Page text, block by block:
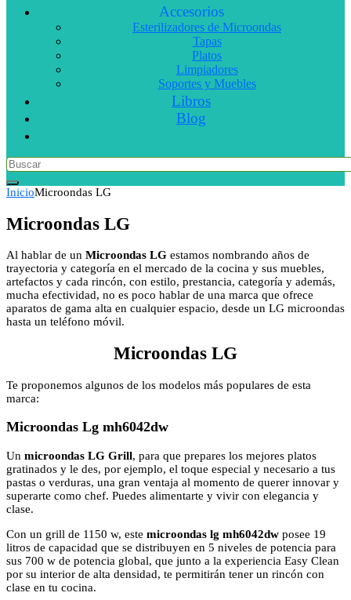
Accesorios
Esterilizadores de Microondas
Tapas
Platos
Limpiadores
Soportes y Muebles
Libros
Blog
InicioMicroondas LG
Microondas LG
Al hablar de un Microondas LG estamos nombrando años de
trayectoria y categoría en el mercado de la cocina y sus muebles,
artefactos y cada rincón, con estilo, prestancia, categoría y además,
mucha efectividad, no es poco hablar de una marca que ofrece
aparatos de gama alta en cualquier espacio, desde un LG microondas
hasta un teléfono móvil.
Microondas LG
Te proponemos algunos de los modelos más populares de esta
marca:
Microondas Lg mh6042dw
Un microondas LG Grill, para que prepares los mejores platos
gratinados y le des, por ejemplo, el toque especial y necesario a tus
pastas o verduras, una gran ventaja al momento de querer innovar y
superarte como chef. Puedes alimentarte y vivir con elegancia y
clase.
Con un grill de 1150 w, este microondas lg mh6042dw posee 19
litros de capacidad que se distribuyen en 5 niveles de potencia para
sus 700 w de potencia global, que junto a la experiencia Easy Clean
por su interior de alta densidad, te permitirán tener un rincón con
clase en tu cocina.